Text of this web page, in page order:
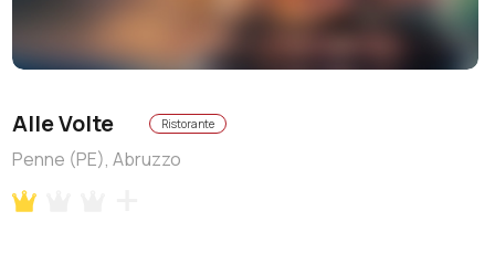
Alle Volte Ristorante
Penne (PE), Abruzzo